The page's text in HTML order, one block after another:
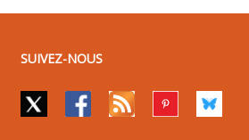
SUIVEZ-NOUS